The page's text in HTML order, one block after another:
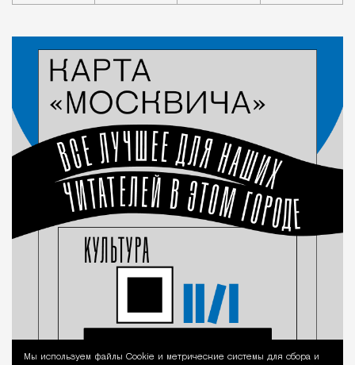
Мы используем файлы Сookie и метрические системы для сбора и